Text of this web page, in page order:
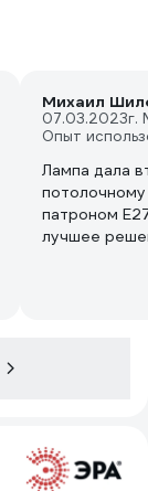
Михаил
07.03.2023г.
Опыт
Лампа дала
патроном
лучшее